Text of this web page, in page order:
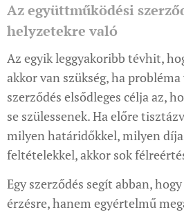
Az együttműködési
helyzetekre való
Az egyik leggyakoribb tévhit,
akkor van szükség, ha
szerződés elsődleges célja az,
se szülessenek. Ha előre
milyen határidőkkel, milyen
feltételekkel, akkor sok
Egy szerződés segít abban,
érzésre, hanem egyértelmű